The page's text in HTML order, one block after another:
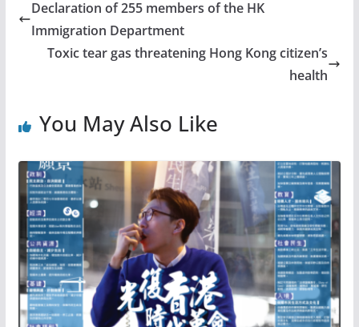
Declaration of 255 members of the HK
Immigration Department
Toxic tear gas threatening Hong Kong citizen’s
health
You May Also Like